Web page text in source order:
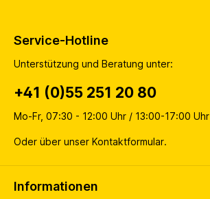
Service-Hotline
Unterstützung und Beratung unter:
+41 (0)55 251 20 80
Mo-Fr, 07:30 - 12:00 Uhr / 13:00-17:00 Uhr
Oder über unser Kontaktformular.
Informationen